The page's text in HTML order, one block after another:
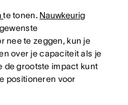
te tonen. Nauwkeurig
nee te zeggen, kun je
over je capaciteit als je
de grootste impact kunt
positioneren voor